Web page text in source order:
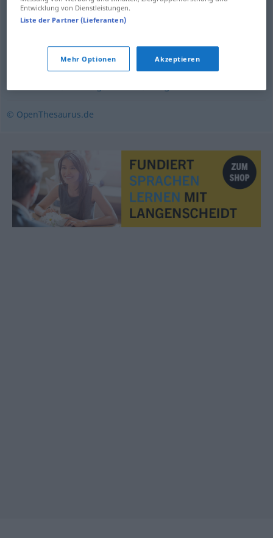
geschieden,getrennt
fehlerhaft,(völlig) kaputt,hinüber (ugs.),hin (ugs.)
zermahlen
lückenhaft baufällig unbrauchbar
© OpenThesaurus.de
Entwicklung von Dienstleistungen.
Liste der Partner (Lieferanten)
Mehr Optionen Akzeptieren